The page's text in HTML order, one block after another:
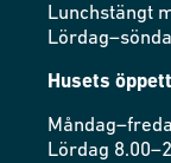
Lunchstängt
Husets
Lördag